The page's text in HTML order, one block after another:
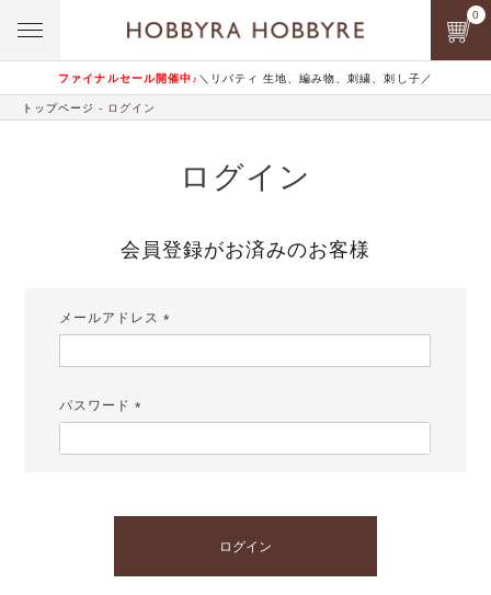
ファイナルセール開催中♪ ＼リバティ 生地、編み物、刺繍、刺し子／
0
トップページ ログイン
ログイン
会員登録がお済みのお客様
メールアドレス
パスワード
ログイン